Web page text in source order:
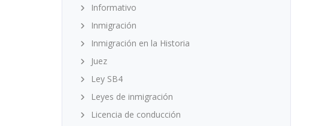
Informativo
Inmigración
Inmigración en la Historia
Juez
Ley SB4
Leyes de inmigración
Licencia de conducción